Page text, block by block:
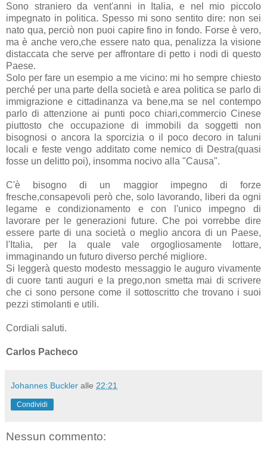
Sono straniero da vent'anni in Italia, e nel mio piccolo
impegnato in politica. Spesso mi sono sentito dire: non sei
nato qua, perciò non puoi capire fino in fondo. Forse è vero,
ma è anche vero,che essere nato qua, penalizza la visione
distaccata che serve per affrontare di petto i nodi di questo
Paese.
Solo per fare un esempio a me vicino: mi ho sempre chiesto
perché per una parte della società e area politica se parlo di
immigrazione e cittadinanza va bene,ma se nel contempo
parlo di attenzione ai punti poco chiari,commercio Cinese
piuttosto che occupazione di immobili da soggetti non
bisognosi o ancora la sporcizia o il poco decoro in taluni
locali e feste vengo additato come nemico di Destra(quasi
fosse un delitto poi), insomma nocivo alla "Causa".
C'è bisogno di un maggior impegno di forze
fresche,consapevoli però che, solo lavorando, liberi da ogni
legame e condizionamento e con l'unico impegno di
lavorare per le generazioni future. Che poi vorrebbe dire
essere parte di una società o meglio ancora di un Paese,
l'Italia, per la quale vale orgogliosamente lottare,
immaginando un futuro diverso perché migliore.
Si leggerà questo modesto messaggio le auguro vivamente
di cuore tanti auguri e la prego,non smetta mai di scrivere
che ci sono persone come il sottoscritto che trovano i suoi
pezzi stimolanti e utili.
Cordiali saluti.
Carlos Pacheco
Johannes Buckler alle 22:21
Condividi
Nessun commento: